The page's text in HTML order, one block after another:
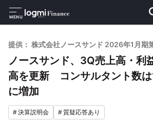
MENU
提供： 株式会社ノースサンド 2026年1月期
ノースサンド、3Q売上高・利
高を更新 コンサルタント数
に増加
#決算説明会 #質疑応答あり